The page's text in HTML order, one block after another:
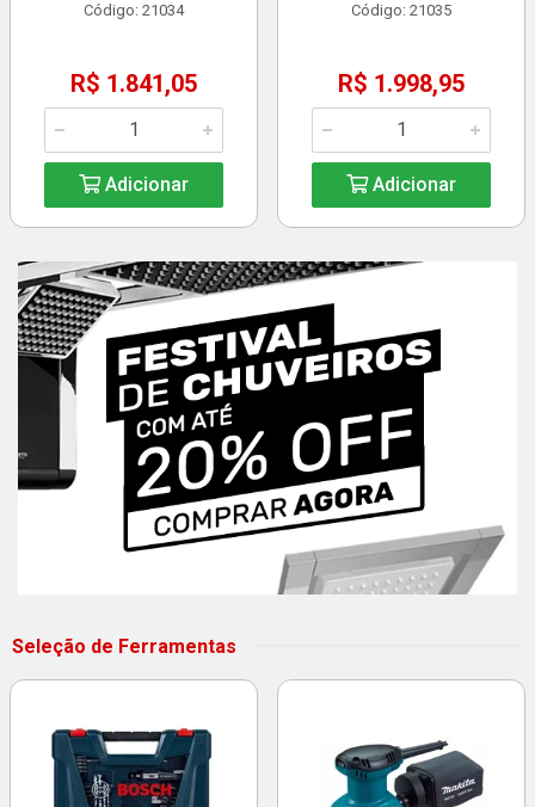
Código: 21034
R$ 1.841,05
Adicionar
Código: 21035
R$ 1.998,95
Adicionar
Seleção de Ferramentas